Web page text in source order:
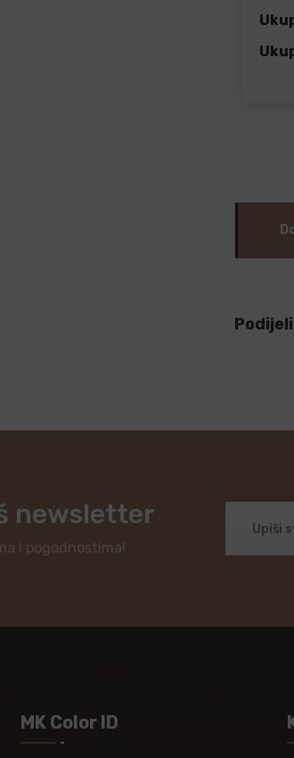
newsletter
i pogodnostima!
MK Color ID